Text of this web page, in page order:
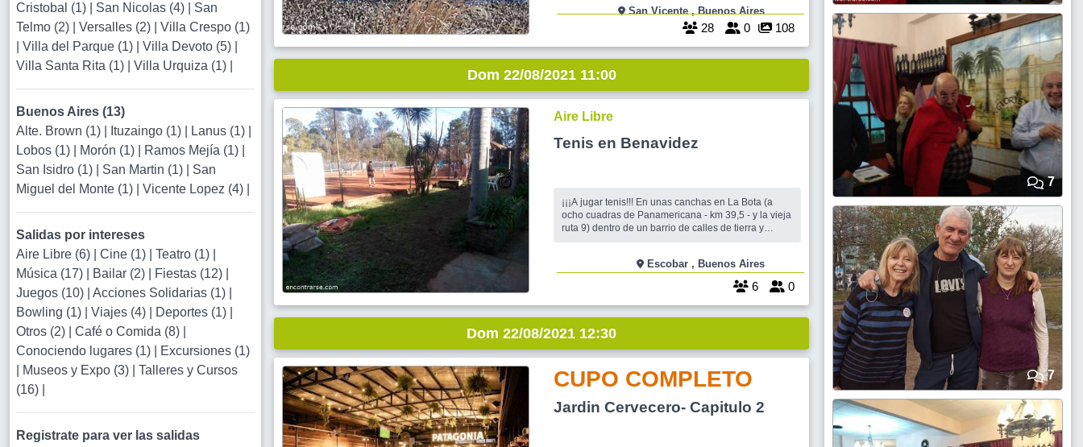
Cristobal (1)
San Nicolas (4)
San
Telmo (2)
Versalles (2)
Villa Crespo (1)
Villa del Parque (1) Villa Devoto (5)
Villa Santa Rita (1)
Villa Urquiza (1)
Buenos Aires (13)
Alte. Brown (1)
Ituzaingo (1) Lanus (1)
Lobos (1)
Morón (1) Ramos Mejía (1)
San Isidro (1)
San Martin (1)
San
Miguel del Monte (1)
Vicente Lopez (4)
Salidas por intereses
Aire Libre (6)
Cine (1) Teatro (1)
Música (17)
Bailar (2) Fiestas (12)
Juegos (10)
Acciones Solidarias (1)
Bowling (1)
Viajes (4) Deportes (1)
Otros (2)
Café o Comida (8)
Conociendo lugares (1)
Excursiones (1)
Museos y Expo (3)
Talleres y Cursos
(16)
Registrate para ver las salidas
Aires junto con la población de la ciudad de
Alejandro Korn, pero no administrativamente. En ella
San Vicente , Buenos Aires
28 0 108
Dom 22/08/2021 11:00
Aire Libre
Tenis en Benavidez
¡¡¡A jugar tenis!!! En unas canchas en La Bota (a
ocho cuadras de Panamericana - km 39,5 - y la vieja
ruta 9) dentro de un barrio de calles de tierra y
sillas en un lugar cerrado o al aire libre. Solo es
obligación consumir bebidas del bar (gase
Escobar , Buenos Aires
6 0
Dom 22/08/2021 12:30
CUPO COMPLETO
Jardin Cervecero- Capitulo 2
7
7